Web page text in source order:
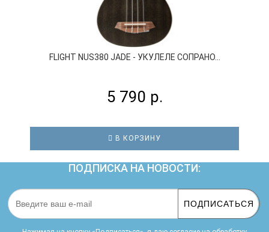
FLIGHT NUS380 JADE - УКУЛЕЛЕ СОПРАНО...
5 790 р.
В КОРЗИНУ
ПОДПИСКА НА НОВОСТИ:
ПОДПИСАТЬСЯ